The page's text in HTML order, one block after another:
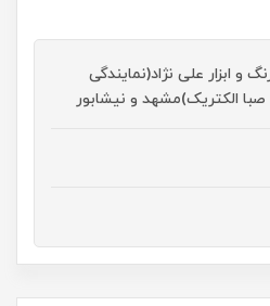
و ابزار علی نژاد(نمایندگی
الکتریک)مشهد و نیشابور